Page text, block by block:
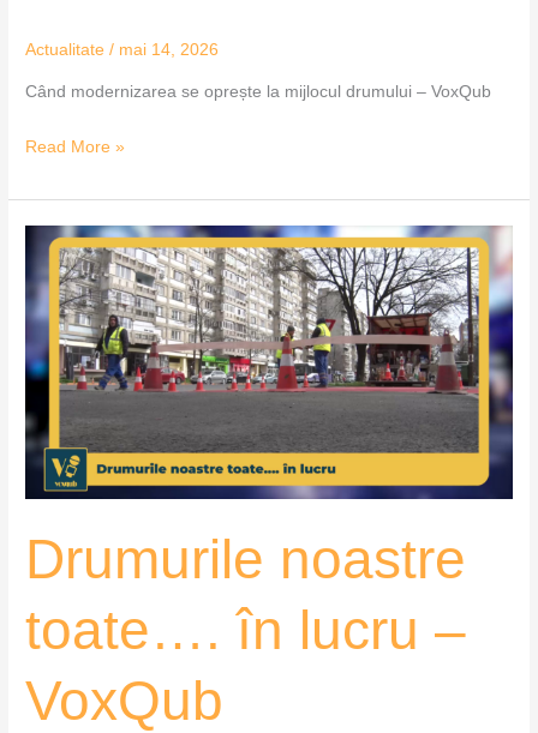
Actualitate / mai 14, 2026
Când modernizarea se oprește la mijlocul drumului – VoxQub
Read More »
Drumurile noastre
toate…. în lucru –
VoxQub
Drumurile
noastre
toate….
lucru
VoxQub